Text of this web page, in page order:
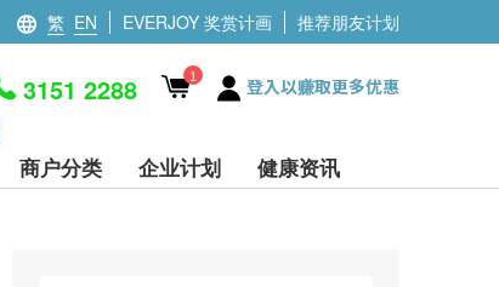
繁 EN EVERJOY 奖赏计画 推荐朋友计划
3151 2288 1 登入以赚取更多优惠
商户分类 企业计划 健康资讯